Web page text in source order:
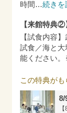
時間 …続きを
【来館特典
【試食内容
試食／海と
能ください
この特典が
8/